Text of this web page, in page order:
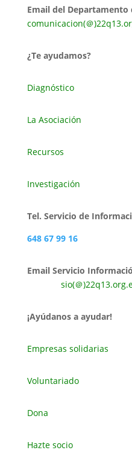
Email del Departamento
comunicacion(＠
¿Te ayudamos?
Diagnóstico
La Asociación
Recursos
Investigación
Tel. Servicio de
648 67 99 16
Email Servicio
sio(＠
¡Ayúdanos a ayudar!
Empresas solidarias
Voluntariado
Dona
Hazte socio